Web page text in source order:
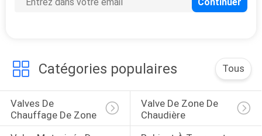
cannelé
31
Catégories populaires Tous
Valves De
Chauffage De Zone
Valve De Zone De
Chaudière